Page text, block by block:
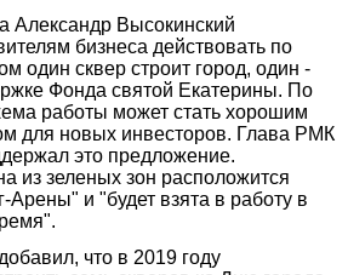
Александр Высокинский
бизнеса действовать по
один сквер строит город, один -
Фонда святой Екатерины. По
работы может стать хорошим
для новых инвесторов. Глава РМК
это предложение.
из зеленых зон расположится
Арены" и "будет взята в работу в
что в 2019 году